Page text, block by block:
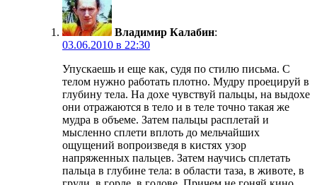
Владимир Калабин:
03.06.2010 в 22:30
Упускаешь и еще как, судя по стилю письма. С
телом нужно работать плотно. Мудру проецируй в
глубину тела. На дохе чувствуй пальцы, на выдохе
они отражаются в тело и в теле точно такая же
мудра в объеме. Затем пальцы расплетай и
мысленно сплети вплоть до мельчайших
ощущений вопроизведя в кистях узор
напряженных пальцев. Затем научись сплетать
пальца в глубине тела: в области таза, в животе, в